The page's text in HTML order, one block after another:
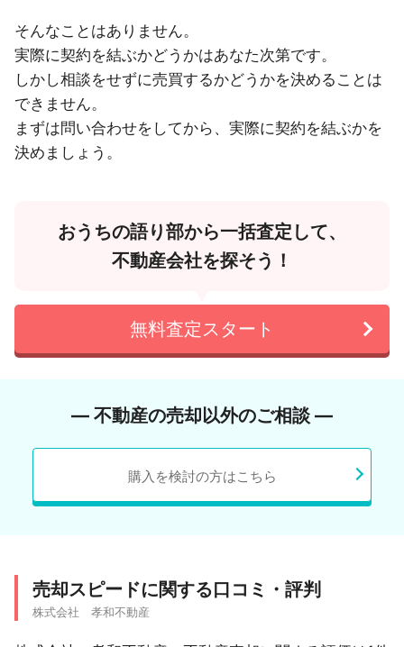
そんなことはありません。
実際に契約を結ぶかどうかはあなた次第です。
しかし相談をせずに売買するかどうかを決めることは
できません。
まずは問い合わせをしてから、実際に契約を結ぶかを
決めましょう。
おうちの語り部から一括査定して、
不動産会社を探そう！
無料査定スタート
― 不動産の売却以外のご相談 ―
購入を検討の方はこちら
売却スピードに関する口コミ・評判
株式会社 孝和不動産